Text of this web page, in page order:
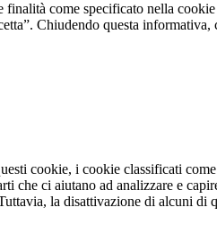
come specificato nella
Chiudendo questa informativa,
cookie, i cookie classificati
che ci aiutano ad analizzare e
la disattivazione di alcuni di